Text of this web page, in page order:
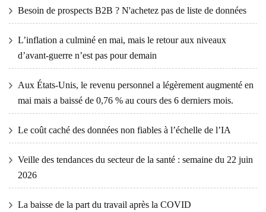
Besoin de prospects B2B ? N'achetez pas de liste de données
L’inflation a culminé en mai, mais le retour aux niveaux
d’avant-guerre n’est pas pour demain
Aux États-Unis, le revenu personnel a légèrement augmenté en
mai mais a baissé de 0,76 % au cours des 6 derniers mois.
Le coût caché des données non fiables à l’échelle de l’IA
Veille des tendances du secteur de la santé : semaine du 22 juin
2026
La baisse de la part du travail après la COVID